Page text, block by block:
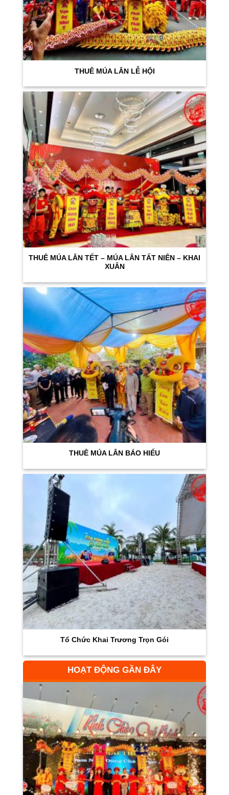
THUÊ MÚA LÂN LỄ HỘI
THUÊ MÚA LÂN TẾT – MÚA LÂN TẤT NIÊN – KHAI
XUÂN
THUÊ MÚA LÂN BÁO HIẾU
Tổ Chức Khai Trương Trọn Gói
HOẠT ĐỘNG GẦN ĐÂY